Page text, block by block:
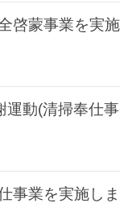
啓蒙事業を実施
運動(清掃奉仕事
事業を実施しま